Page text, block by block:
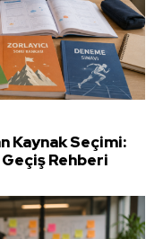
Kaynak Seçimi:
Rehberi